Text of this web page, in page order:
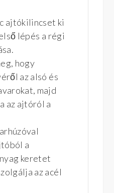
ajtókilincset ki
lépés a régi
hogy
az alsó és
majd
az ajtóról a
a
keretet
az acél